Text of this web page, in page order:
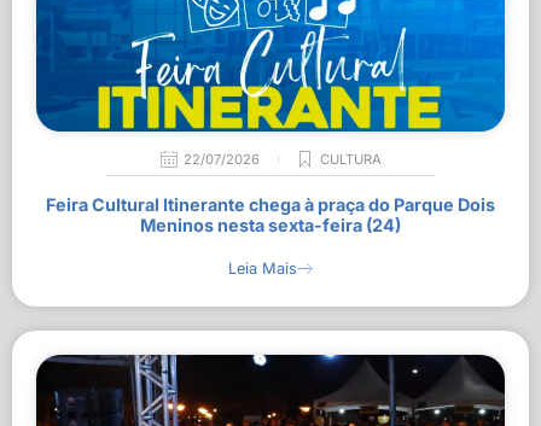
22/07/2026 CULTURA
Feira Cultural Itinerante chega à praça do Parque Dois
Meninos nesta sexta-feira (24)
Leia Mais